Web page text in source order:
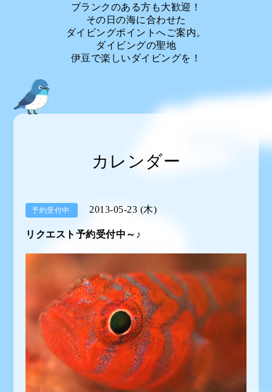
ブランクのある方も大歓迎！
その日の海に合わせた
ダイビングポイントへご案内。
ダイビングの聖地
伊豆で楽しいダイビングを！
カレンダー
予約受付中 2013-05-23 (木)
リクエスト予約受付中～♪